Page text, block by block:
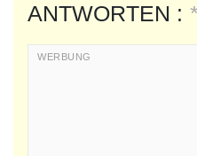
ANTWORTEN : *